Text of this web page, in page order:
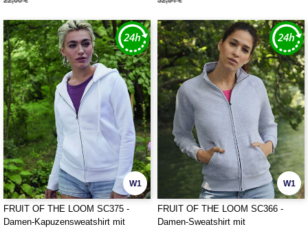
W1
FRUIT OF THE LOOM SC375 -
Damen-Kapuzensweatshirt mit
W1
FRUIT OF THE LOOM SC366 -
Damen-Sweatshirt mit